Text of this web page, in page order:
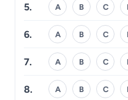
5. A B C
6. A B C
7. A B C
8. A B C